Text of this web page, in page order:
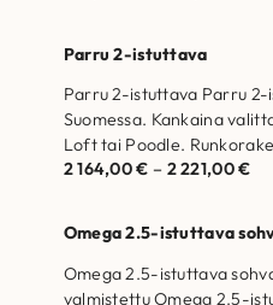
Parru 2-istuttava
Parru 2-istuttava Parru
Suomessa. Kankaina
Loft tai Poodle.
massiivipuusta ja
2 164,00€ – 2 221,00€
Omega 2.5-istuttava
Omega 2.5-istuttava
valmistettu Omega 2.5-